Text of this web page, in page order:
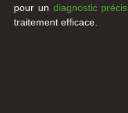
pour un diagnostic précis
traitement efficace.